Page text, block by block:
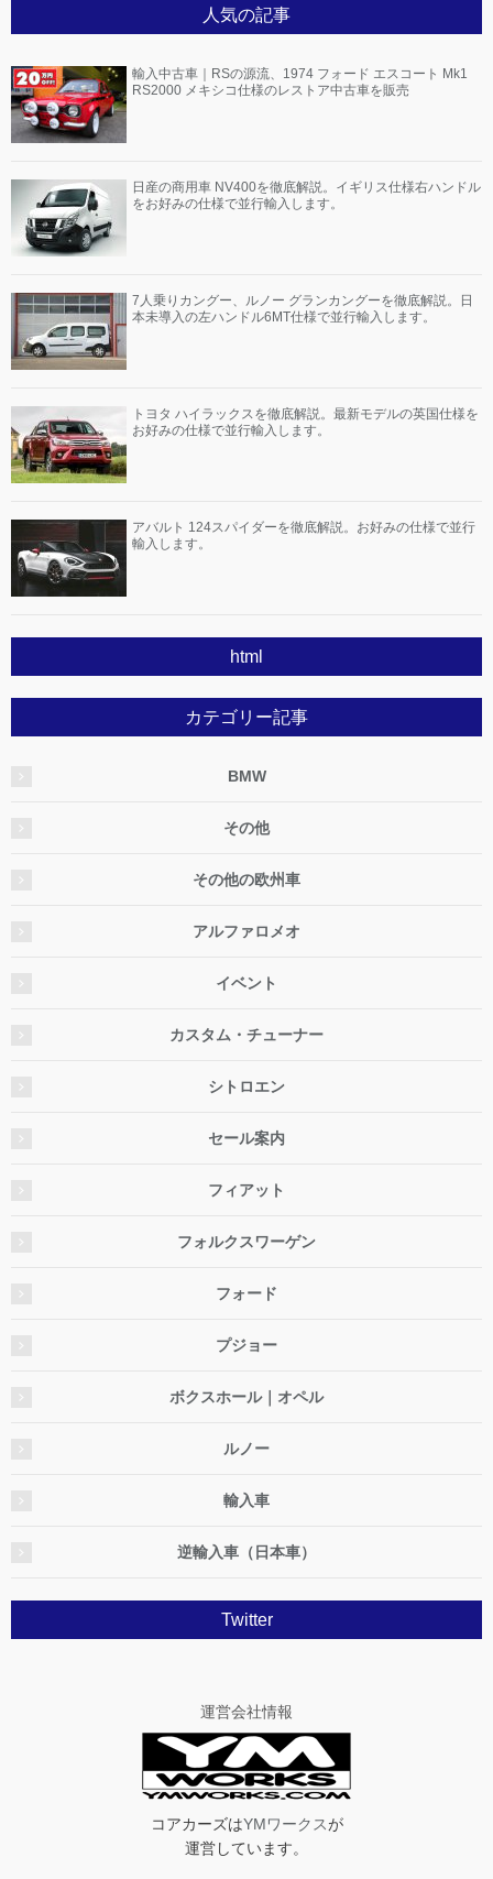
人気の記事
輸入中古車｜RSの源流、1974 フォード エスコート Mk1
RS2000 メキシコ仕様のレストア中古車を販売
日産の商用車 NV400を徹底解説。イギリス仕様右ハンドル
をお好みの仕様で並行輸入します。
7人乗りカングー、ルノー グランカングーを徹底解説。日
本未導入の左ハンドル6MT仕様で並行輸入します。
トヨタ ハイラックスを徹底解説。最新モデルの英国仕様を
お好みの仕様で並行輸入します。
アバルト 124スパイダーを徹底解説。お好みの仕様で並行
輸入します。
html
カテゴリー記事
BMW
その他
その他の欧州車
アルファロメオ
イベント
カスタム・チューナー
シトロエン
セール案内
フィアット
フォルクスワーゲン
フォード
プジョー
ボクスホール｜オペル
ルノー
輸入車
逆輸入車（日本車）
Twitter
運営会社情報
コアカーズはYMワークスが
運営しています。